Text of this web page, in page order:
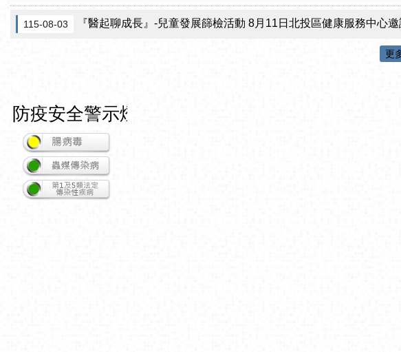
115-08-03 『醫起聊成長』-兒童發展篩檢活動 8月11日北投區健康服務中心邀請家長做孩子最神氣的守
更
防疫安全警示燈號